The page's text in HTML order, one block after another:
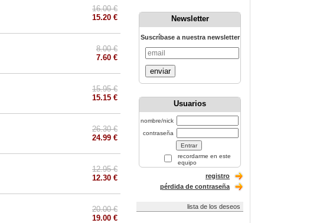
16.00 €
15.20 €
8.00 €
7.60 €
15.95 €
15.15 €
26.30 €
24.99 €
12.95 €
12.30 €
20.00 €
19.00 €
Newsletter
Suscríbase a nuestra newsletter
enviar
Usuarios
nombre/nick
contraseña
recordarme en este
equipo
registro
pérdida de contraseña
lista de los deseos